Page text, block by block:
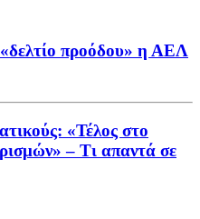
προόδου» η ΑΕΛ
«Τέλος στο
– Τι απαντά σε